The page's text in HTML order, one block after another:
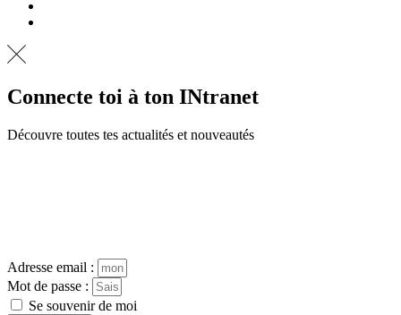
Connecte toi à ton INtranet
Découvre toutes tes actualités et nouveautés
Adresse email :
Mot de passe :
Se souvenir de moi